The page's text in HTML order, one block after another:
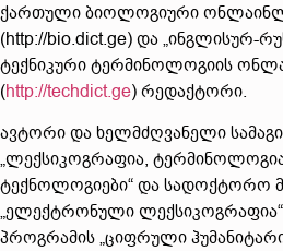
ქართული ბიოლოგიური
(http://bio.dict.ge) და „ინგლისურ-
ტექნიკური ტერმინოლოგიის
(http://techdict.ge) რედაქტორი.
ავტორი და ხელმძღვანელი
„ლექსიკოგრაფია,
ტექნოლოგიები“ და სადოქტორო
„ელექტრონული
პროგრამის „ციფრული